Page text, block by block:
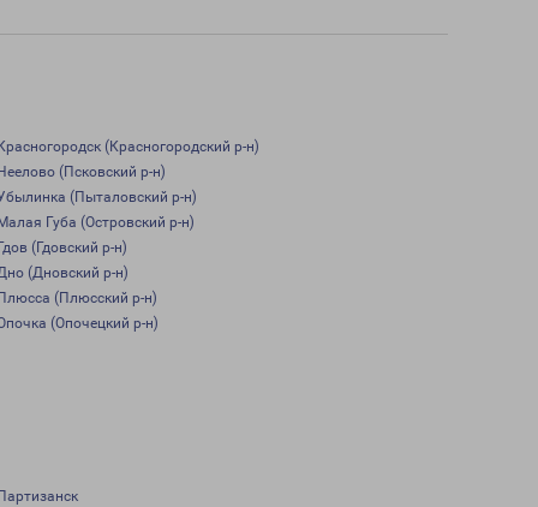
(Красногородский р-н)
(Псковский р-н)
(Пыталовский р-н)
Губа (Островский р-н)
(Гдовский р-н)
(Дновский р-н)
(Плюсский р-н)
(Опочецкий р-н)